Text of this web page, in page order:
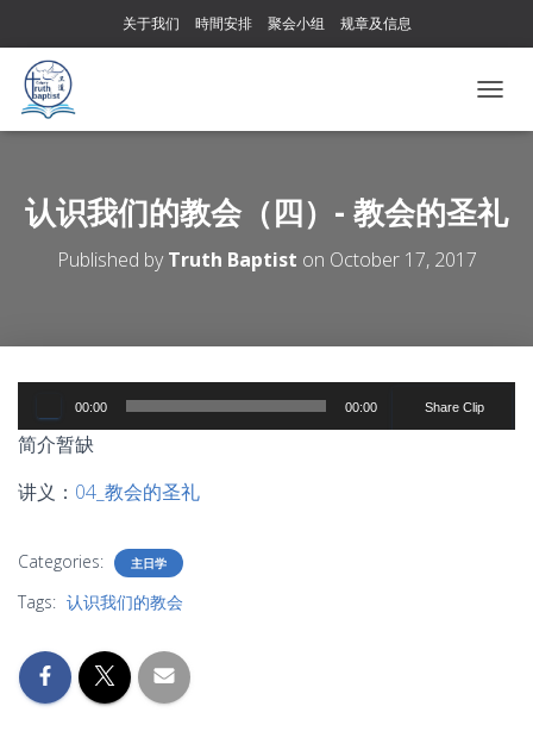
关于我们 時間安排 聚会小组 规章及信息
O
L
E
T
认识我们的教会（四）- 教会的圣礼
Published byTruth Baptist on October 17, 2017
Player
00:00 00:00 Share Clip
简介暂缺
讲义： 04_教会的圣礼
Categories: 主日学
Tags: 认识我们的教会